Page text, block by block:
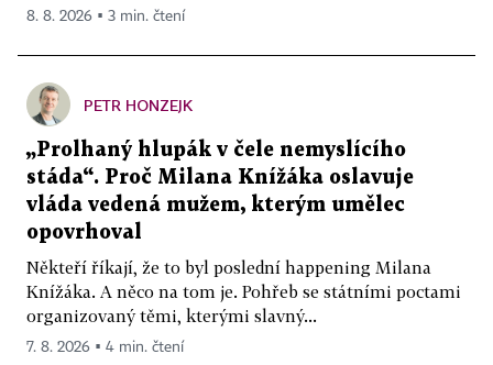
8. 8. 2026 ▪ 3 min. čtení
PETR HONZEJK
„Prolhaný hlupák v čele nemyslícího
stáda“. Proč Milana Knížáka oslavuje
vláda vedená mužem, kterým umělec
opovrhoval
Někteří říkají, že to byl poslední happening Milana
Knížáka. A něco na tom je. Pohřeb se státními poctami
organizovaný těmi, kterými slavný...
7. 8. 2026 ▪ 4 min. čtení